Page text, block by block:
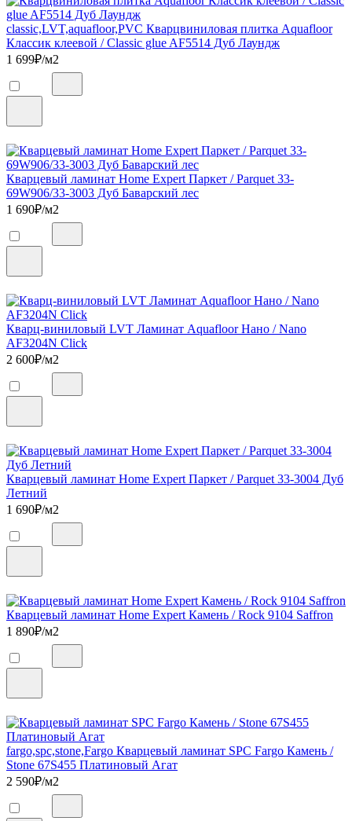
classic,LVT,aquafloor,PVC Кварцвиниловая плитка Aquafloor
Классик клеевой / Classic glue AF5514 Дуб Лаундж
1 699₽/м2
Кварцевый ламинат Home Expert Паркет / Parquet 33-
69W906/33-3003 Дуб Баварский лес
1 690₽/м2
Кварц-виниловый LVT Ламинат Aquafloor Нано / Nano
AF3204N Click
2 600₽/м2
Кварцевый ламинат Home Expert Паркет / Parquet 33-3004 Дуб
Летний
1 690₽/м2
Кварцевый ламинат Home Expert Камень / Rock 9104 Saffron
1 890₽/м2
fargo,spc,stone,Fargo Кварцевый ламинат SPC Fargo Камень /
Stone 67S455 Платиновый Агат
2 590₽/м2